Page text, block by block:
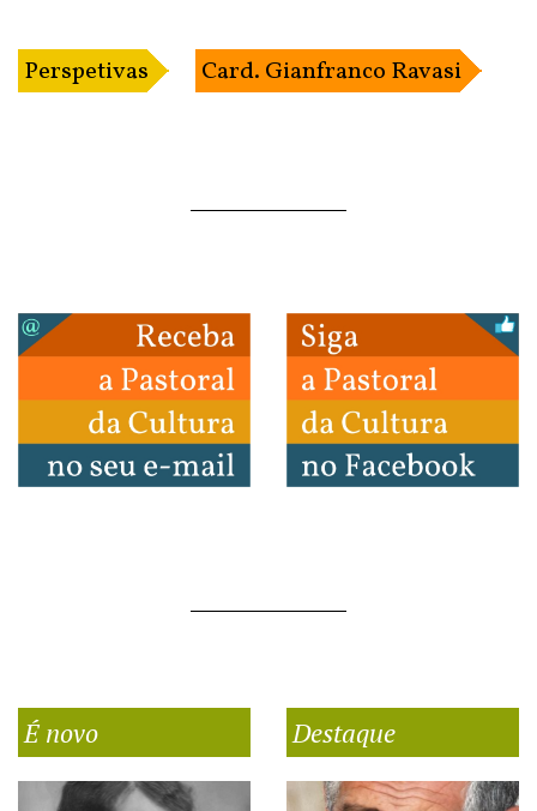
Perspetivas Card. Gianfranco Ravasi
É novo Destaque